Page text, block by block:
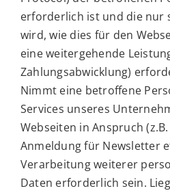
erforderlich ist und die nur
wird, wie dies für den
eine weitergehende
Zahlungsabwicklung)
Nimmt eine betroffene
Services unseres
Webseiten in Anspruch
Anmeldung für Newsletter
Verarbeitung weiterer
Daten erforderlich sein.